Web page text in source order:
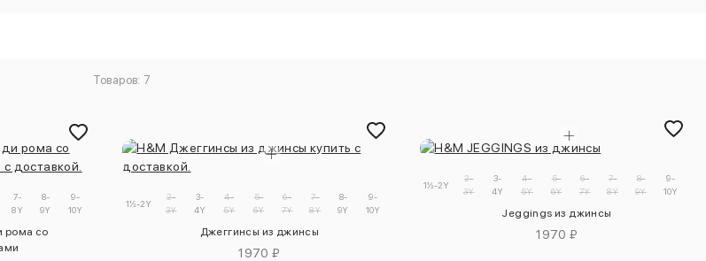
Товаров: 7
7-
8Y
8-
9Y
9-
10Y
рома со
1½-2Y
2-
3Y
3-
4Y
4-
5Y
5-
6Y
6-
7Y
7-
8Y
8-
9Y
9-
10Y
Джеггинсы из джинсы
1970 ₽
1½-2Y
2-
3Y
3-
4Y
4-
5Y
5-
6Y
6-
7Y
7-
8Y
8-
9Y
9-
10Y
Jeggings из джинсы
1970 ₽